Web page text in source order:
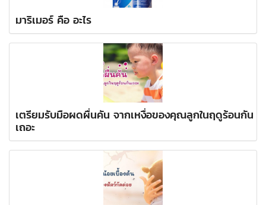
มาริเมอร์ คือ อะไร
เตรียมรับมือผดผื่นคัน จากเหงื่อของคุณลูกในฤดูร้อนกัน
เถอะ